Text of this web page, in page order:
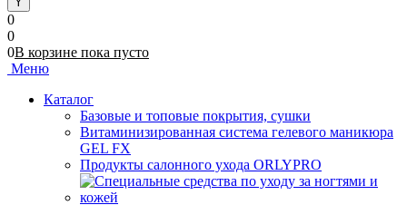
0
0
0В корзине пока пусто
Меню
Каталог
Базовые и топовые покрытия, сушки
Витаминизированная система гелевого маникюра
GEL FX
Продукты салонного ухода ORLYPRO